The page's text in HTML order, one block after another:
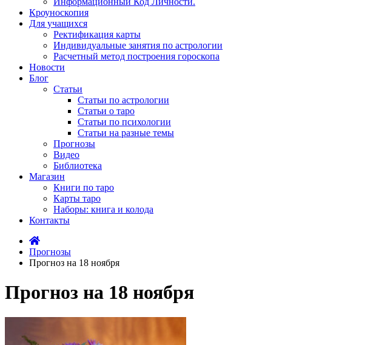
Кроуноскопия
Для учащихся
Ректификация карты
Индивидуальные занятия по астрологии
Расчетный метод построения гороскопа
Новости
Блог
Статьи
Статьи по астрологии
Статьи о таро
Статьи по психологии
Статьи на разные темы
Прогнозы
Видео
Библиотека
Магазин
Книги по таро
Карты таро
Наборы: книга и колода
Контакты
Прогнозы
Прогноз на 18 ноября
Прогноз на 18 ноября